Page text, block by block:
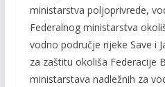
ministarstva poljoprivrede,
Federalnog ministarstva
vodno područje rijeke Save i
za zaštitu okoliša Federacije
ministarstava nadležnih za